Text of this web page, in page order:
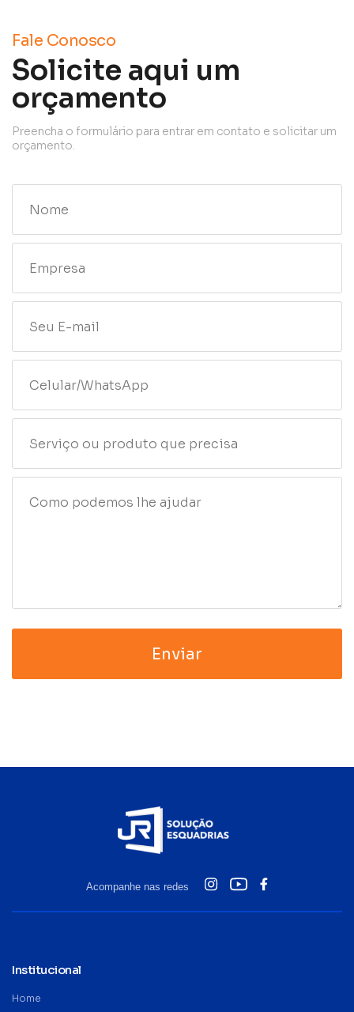
Fale Conosco
Solicite aqui um
orçamento
Preencha o formulário para entrar em contato e solicitar um
orçamento.
Acompanhe nas redes
Institucional
Home